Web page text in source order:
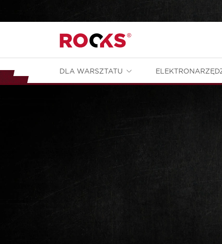
DLA WARSZTATU